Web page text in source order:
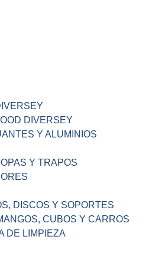
DIVERSEY
Y ALUMINIOS
Y TRAPOS
DISCOS Y SOPORTES
CUBOS Y CARROS
DE LIMPIEZA